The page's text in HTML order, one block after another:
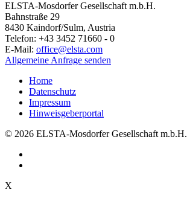
ELSTA-Mosdorfer Gesellschaft m.b.H.
Bahnstraße 29
8430 Kaindorf/Sulm, Austria
Telefon: +43 3452 71660 - 0
E-Mail: office@elsta.com
Allgemeine Anfrage senden
Home
Datenschutz
Impressum
Hinweisgeberportal
© 2026 ELSTA-Mosdorfer Gesellschaft m.b.H.
X